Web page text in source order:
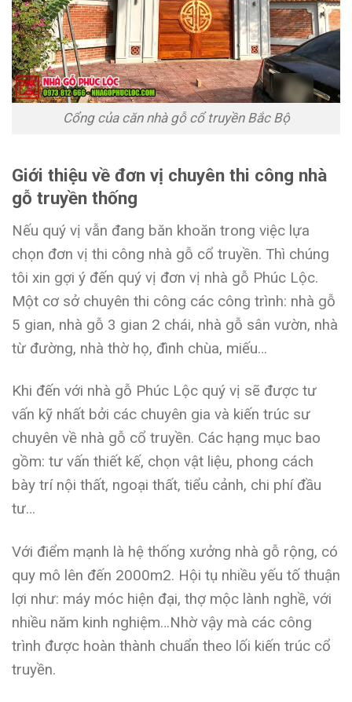
Cổng của căn nhà gỗ cổ truyền Bắc Bộ
Giới thiệu về đơn vị chuyên thi công nhà
gỗ truyền thống
Nếu quý vị vẫn đang băn khoăn trong việc lựa
chọn đơn vị thi công nhà gỗ cổ truyền. Thì chúng
tôi xin gợi ý đến quý vị đơn vị nhà gỗ Phúc Lộc.
Một cơ sở chuyên thi công các công trình: nhà gỗ
5 gian, nhà gỗ 3 gian 2 chái, nhà gỗ sân vườn, nhà
từ đường, nhà thờ họ, đình chùa, miếu…
Khi đến với nhà gỗ Phúc Lộc quý vị sẽ được tư
vấn kỹ nhất bởi các chuyên gia và kiến trúc sư
chuyên về nhà gỗ cổ truyền. Các hạng mục bao
gồm: tư vấn thiết kế, chọn vật liệu, phong cách
bày trí nội thất, ngoại thất, tiểu cảnh, chi phí đầu
tư…
Với điểm mạnh là hệ thống xưởng nhà gỗ rộng, có
quy mô lên đến 2000m2. Hội tụ nhiều yếu tố thuận
lợi như: máy móc hiện đại, thợ mộc lành nghề, với
nhiều năm kinh nghiệm…Nhờ vậy mà các công
trình được hoàn thành chuẩn theo lối kiến trúc cổ
truyền.